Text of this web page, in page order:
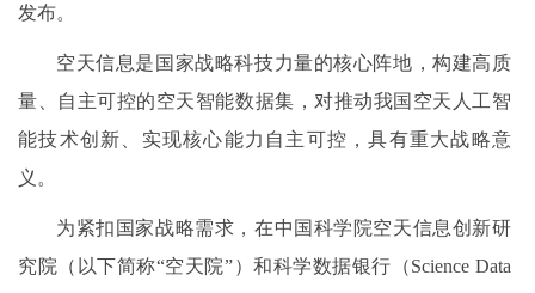
发布。
空天信息是国家战略科技力量的核心阵地，构建高质
量、自主可控的空天智能数据集，对推动我国空天人工智
能技术创新、实现核心能力自主可控，具有重大战略意
义。
为紧扣国家战略需求，在中国科学院空天信息创新研
究院（以下简称“空天院”）和科学数据银行（Science Data